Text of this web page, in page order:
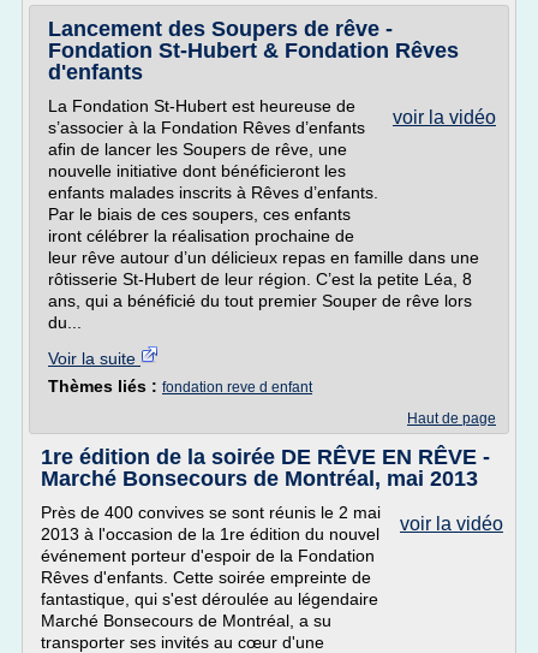
Lancement des Soupers de rêve -
Fondation St-Hubert & Fondation Rêves
d'enfants
voir la vidéo
La Fondation St-Hubert est heureuse de
s’associer à la Fondation Rêves d’enfants
afin de lancer les Soupers de rêve, une
nouvelle initiative dont bénéficieront les
enfants malades inscrits à Rêves d’enfants.
Par le biais de ces soupers, ces enfants
iront célébrer la réalisation prochaine de
leur rêve autour d’un délicieux repas en famille dans une
rôtisserie St-Hubert de leur région. C’est la petite Léa, 8
ans, qui a bénéficié du tout premier Souper de rêve lors
du...
Voir la suite
Thèmes liés : fondation reve d enfant
Haut de page
1re édition de la soirée DE RÊVE EN RÊVE -
Marché Bonsecours de Montréal, mai 2013
voir la vidéo
Près de 400 convives se sont réunis le 2 mai
2013 à l'occasion de la 1re édition du nouvel
événement porteur d'espoir de la Fondation
Rêves d'enfants. Cette soirée empreinte de
fantastique, qui s'est déroulée au légendaire
Marché Bonsecours de Montréal, a su
transporter ses invités au cœur d'une